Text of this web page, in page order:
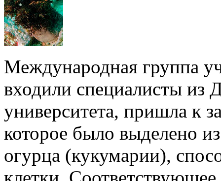
Международная группа
входили специалисты из
университета, пришла к
которое было выделено
огурца (кукумарии),